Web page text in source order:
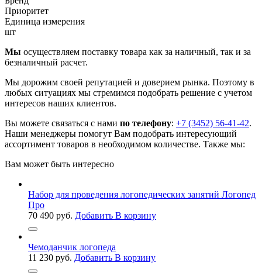
Приоритет
Единица измерения
шт
Мы осуществляем поставку товара как за наличный, так и за
безналичный расчет.
Мы дорожим своей репутацией и доверием рынка. Поэтому в
любых ситуациях мы стремимся подобрать решение с учетом
интересов наших клиентов.
Вы можете связаться с нами по телефону: +7 (3452) 56-41-42.
Наши менеджеры помогут Вам подобрать интересующий
ассортимент товаров в необходимом количестве. Также мы:
Вам может быть интересно
Набор для проведения логопедических занятий Логопед
Про
70 490 руб. Добавить В корзину
Чемоданчик логопеда
11 230 руб. Добавить В корзину